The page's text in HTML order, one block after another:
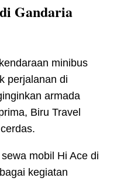
Gandaria
minibus
perjalanan di
armada
Biru Travel
mobil Hi Ace di
kegiatan